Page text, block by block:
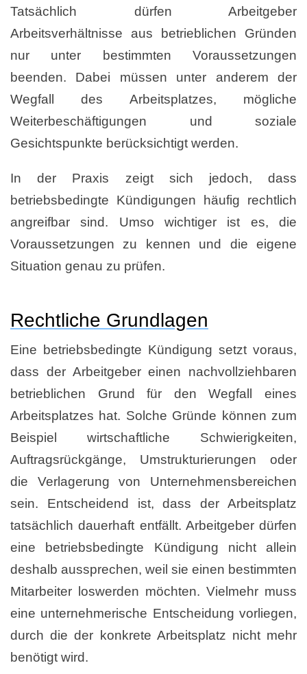
Tatsächlich dürfen Arbeitgeber
Arbeitsverhältnisse aus betrieblichen Gründen
nur unter bestimmten Voraussetzungen
beenden. Dabei müssen unter anderem der
Wegfall des Arbeitsplatzes, mögliche
Weiterbeschäftigungen und soziale
Gesichtspunkte berücksichtigt werden.
In der Praxis zeigt sich jedoch, dass
betriebsbedingte Kündigungen häufig rechtlich
angreifbar sind. Umso wichtiger ist es, die
Voraussetzungen zu kennen und die eigene
Situation genau zu prüfen.
Rechtliche Grundlagen
Eine betriebsbedingte Kündigung setzt voraus,
dass der Arbeitgeber einen nachvollziehbaren
betrieblichen Grund für den Wegfall eines
Arbeitsplatzes hat. Solche Gründe können zum
Beispiel wirtschaftliche Schwierigkeiten,
Auftragsrückgänge, Umstrukturierungen oder
die Verlagerung von Unternehmensbereichen
sein. Entscheidend ist, dass der Arbeitsplatz
tatsächlich dauerhaft entfällt. Arbeitgeber dürfen
eine betriebsbedingte Kündigung nicht allein
deshalb aussprechen, weil sie einen bestimmten
Mitarbeiter loswerden möchten. Vielmehr muss
eine unternehmerische Entscheidung vorliegen,
durch die der konkrete Arbeitsplatz nicht mehr
benötigt wird.